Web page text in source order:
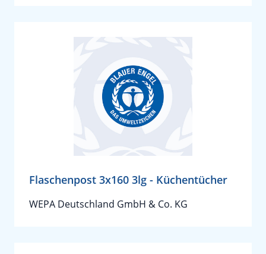
Flaschenpost 3x160 3lg - Küchentücher
WEPA Deutschland GmbH & Co. KG